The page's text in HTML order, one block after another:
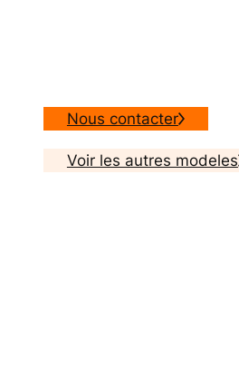
Nous contacter
Voir les autres modeles